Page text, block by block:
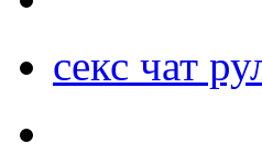
секс чат